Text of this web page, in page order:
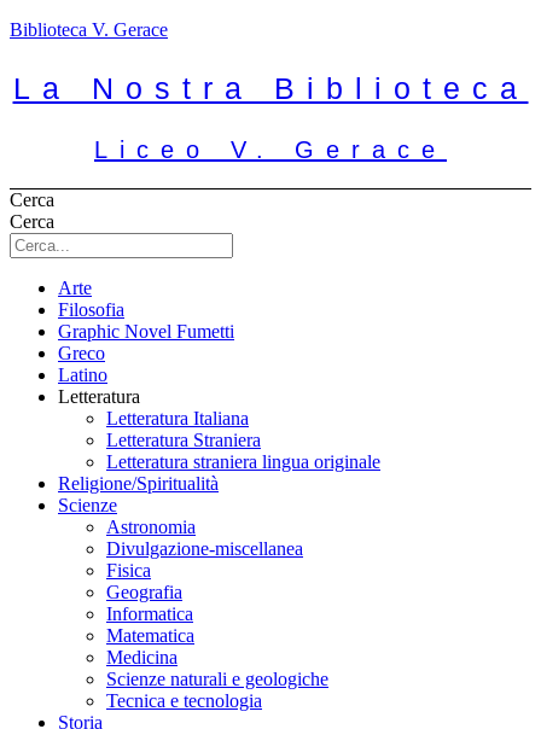
Biblioteca V. Gerace
La Nostra Biblioteca
Liceo V. Gerace
Cerca
Cerca
Arte
Filosofia
Graphic Novel Fumetti
Greco
Latino
Letteratura
Letteratura Italiana
Letteratura Straniera
Letteratura straniera lingua originale
Religione/Spiritualità
Scienze
Astronomia
Divulgazione-miscellanea
Fisica
Geografia
Informatica
Matematica
Medicina
Scienze naturali e geologiche
Tecnica e tecnologia
Storia